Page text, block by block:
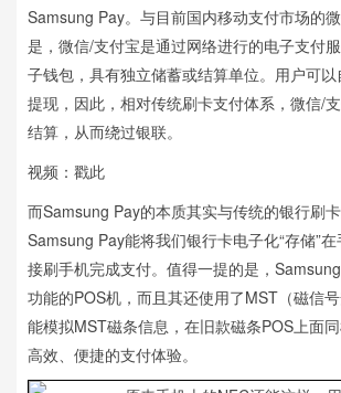
Samsung Pay。与目前国内移动支付市场的
是，微信/支付宝是通过网络进行的电子支付
子钱包，具有独立储蓄或结算单位。用户可
提现，因此，相对传统刷卡支付体系，微信/
结算，从而绕过银联。
视频：戳此
而Samsung Pay的本质其实与传统的银行刷
Samsung Pay能将我们银行卡电子化“存储”
接刷手机完成支付。值得一提的是，
功能的POS机，而且其还使用了MST（磁信
能模拟MST磁条信息，在旧款磁条POS上面
高效、便捷的支付体验。